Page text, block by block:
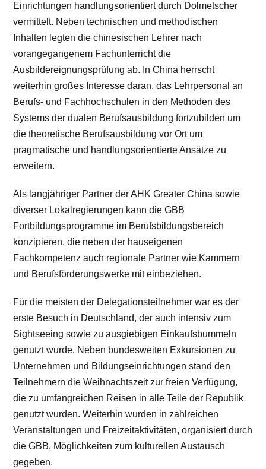
Einrichtungen handlungsorientiert durch Dolmetscher
vermittelt. Neben technischen und methodischen
Inhalten legten die chinesischen Lehrer nach
vorangegangenem Fachunterricht die
Ausbildereignungsprüfung ab. In China herrscht
weiterhin großes Interesse daran, das Lehrpersonal an
Berufs- und Fachhochschulen in den Methoden des
Systems der dualen Berufsausbildung fortzubilden um
die theoretische Berufsausbildung vor Ort um
pragmatische und handlungsorientierte Ansätze zu
erweitern.
Als langjähriger Partner der AHK Greater China sowie
diverser Lokalregierungen kann die GBB
Fortbildungsprogramme im Berufsbildungsbereich
konzipieren, die neben der hauseigenen
Fachkompetenz auch regionale Partner wie Kammern
und Berufsförderungswerke mit einbeziehen.
Für die meisten der Delegationsteilnehmer war es der
erste Besuch in Deutschland, der auch intensiv zum
Sightseeing sowie zu ausgiebigen Einkaufsbummeln
genutzt wurde. Neben bundesweiten Exkursionen zu
Unternehmen und Bildungseinrichtungen stand den
Teilnehmern die Weihnachtszeit zur freien Verfügung,
die zu umfangreichen Reisen in alle Teile der Republik
genutzt wurden. Weiterhin wurden in zahlreichen
Veranstaltungen und Freizeitaktivitäten, organisiert durch
die GBB, Möglichkeiten zum kulturellen Austausch
gegeben.